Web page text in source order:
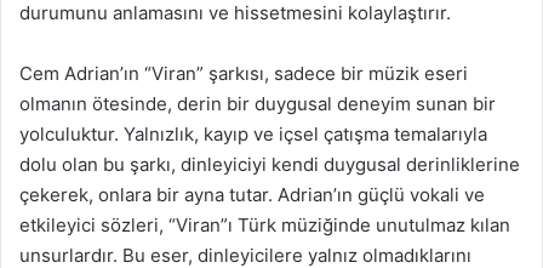
durumunu anlamasını ve hissetmesini kolaylaştırır.
Cem Adrian’ın “Viran” şarkısı, sadece bir müzik eseri
olmanın ötesinde, derin bir duygusal deneyim sunan bir
yolculuktur. Yalnızlık, kayıp ve içsel çatışma temalarıyla
dolu olan bu şarkı, dinleyiciyi kendi duygusal derinliklerine
çekerek, onlara bir ayna tutar. Adrian’ın güçlü vokali ve
etkileyici sözleri, “Viran”ı Türk müziğinde unutulmaz kılan
unsurlardır. Bu eser, dinleyicilere yalnız olmadıklarını